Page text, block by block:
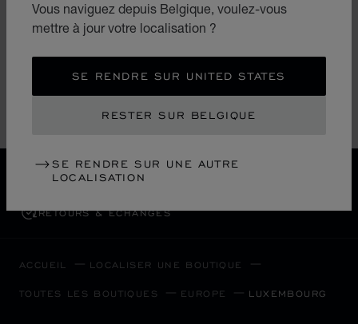
Vous naviguez depuis Belgique, voulez-vous
mettre à jour votre localisation ?
SE RENDRE SUR UNITED STATES
RESTER SUR BELGIQUE
SE RENDRE SUR UNE AUTRE
LOCALISATION
13 Grand-Rue
L-1661, Ville-Haute
+352 26 21 21
LIVRAISON OFFERTE
RETOURS & ÉCHANGES
ACCUEIL LOCALISER UNE BOUTIQUE
TOUTES LES BOUTIQUES EUROPE LUXEMBOURG